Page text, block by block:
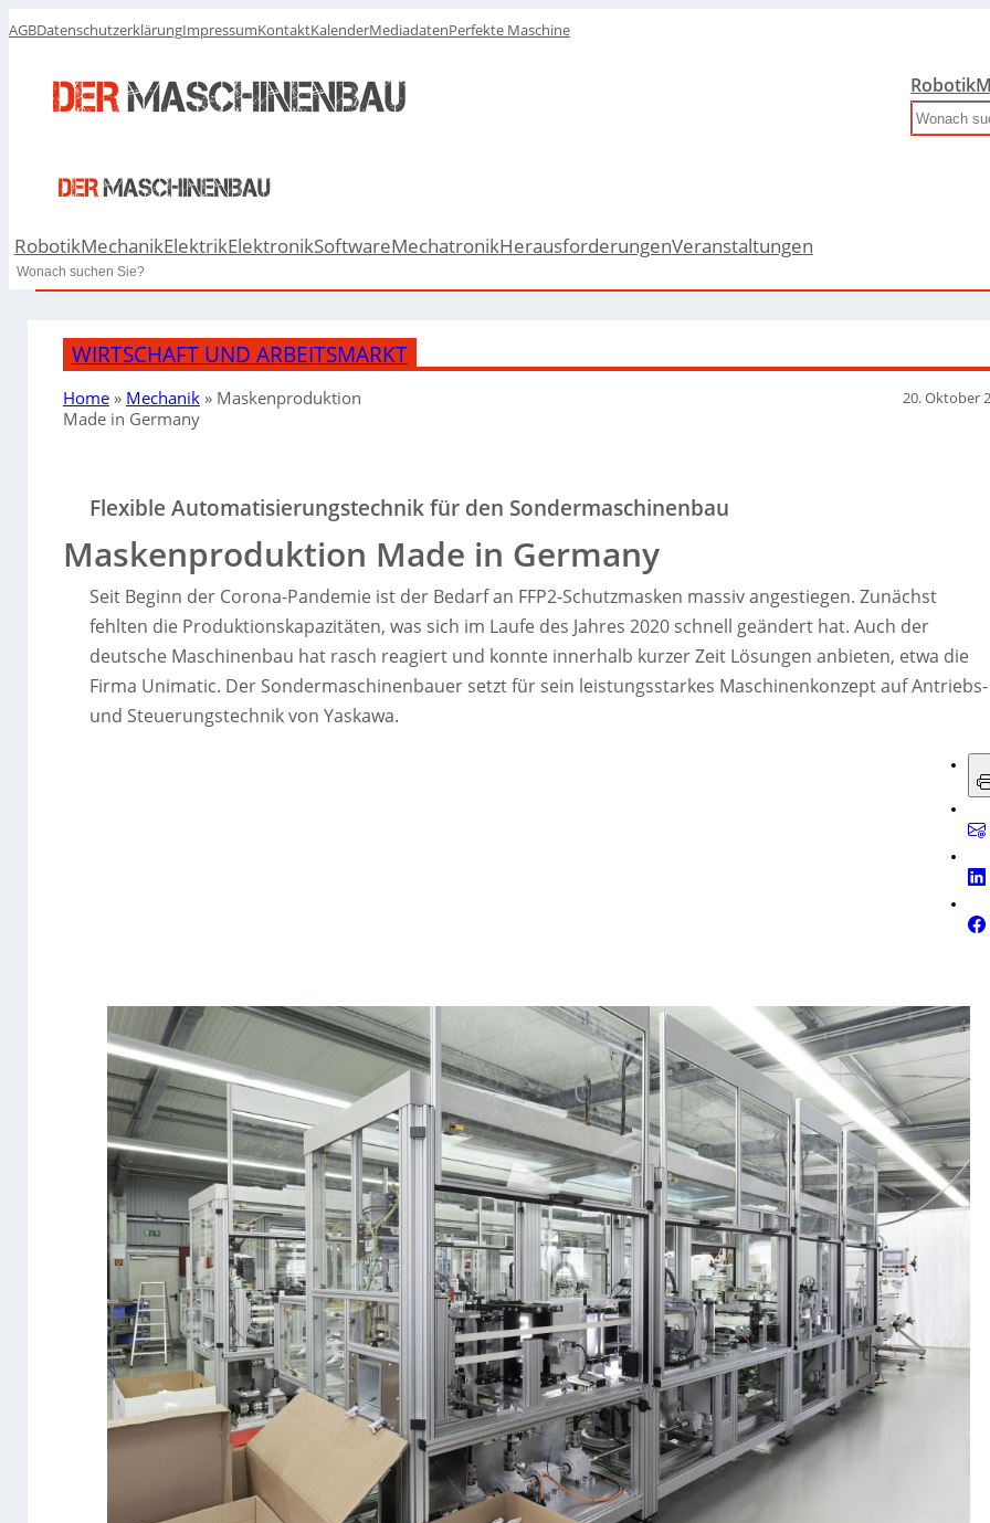
AGBDatenschutzerklärungImpressumKontaktKalenderMediadatenPerfekte Maschine
Robotik
Search
RobotikMechanikElektrikElektronikSoftwareMechatronikHerausforderungenVeranstaltungen
Search
WIRTSCHAFT UND ARBEITSMARKT
Home» Mechanik» Maskenproduktion
Made in Germany
20. Oktober
Flexible Automatisierungstechnik für den Sondermaschinenbau
Maskenproduktion Made in Germany
Seit Beginn der Corona-Pandemie ist der Bedarf an FFP2-Schutzmasken massiv angestiegen. Zunächst
fehlten die Produktionskapazitäten, was sich im Laufe des Jahres 2020 schnell geändert hat. Auch der
deutsche Maschinenbau hat rasch reagiert und konnte innerhalb kurzer Zeit Lösungen anbieten, etwa die
Firma Unimatic. Der Sondermaschinenbauer setzt für sein leistungsstarkes Maschinenkonzept auf Antriebs-
und Steuerungstechnik von Yaskawa.